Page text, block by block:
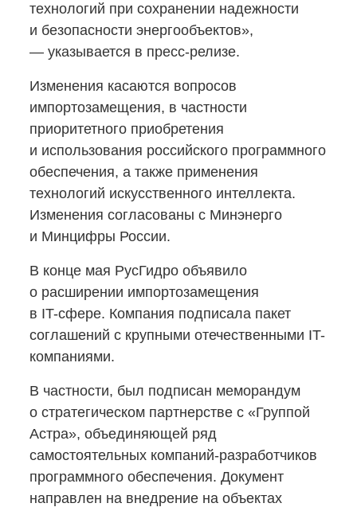
технологий при сохранении надежности
и безопасности энергообъектов»,
— указывается в пресс-релизе.
Изменения касаются вопросов
импортозамещения, в частности
приоритетного приобретения
и использования российского программного
обеспечения, а также применения
технологий искусственного интеллекта.
Изменения согласованы с Минэнерго
и Минцифры России.
В конце мая РусГидро объявило
о расширении импортозамещения
в IT-сфере. Компания подписала пакет
соглашений с крупными отечественными IT-
компаниями.
В частности, был подписан меморандум
о стратегическом партнерстве с «Группой
Астра», объединяющей ряд
самостоятельных компаний-разработчиков
программного обеспечения. Документ
направлен на внедрение на объектах